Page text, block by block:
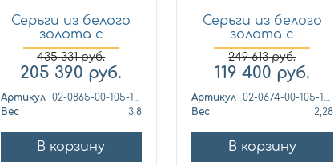
Серьги из белого
золота с
бриллиантом...
435 331руб.
205 390 руб.
Артикул
02-0865-00-105-1120-30
Вес
3,8
В корзину
Серьги из белого
золота с
бриллиантом...
249 613руб.
119 400 руб.
Артикул
02-0674-00-105-1120-30
Вес
2,28
В корзину